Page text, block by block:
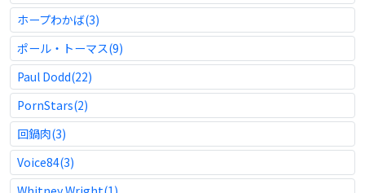
ホープわかば(3)
ポール・トーマス(9)
Paul Dodd(22)
PornStars(2)
回鍋肉(3)
Voice84(3)